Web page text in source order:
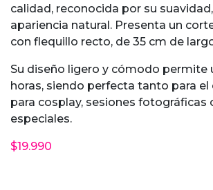
$19.990
calidad, reconocida por su
apariencia natural. Presenta un
con flequillo recto, de 35 cm de
Su diseño ligero y cómodo permite
horas, siendo perfecta tanto para el
para cosplay, sesiones fotográficas
especiales.